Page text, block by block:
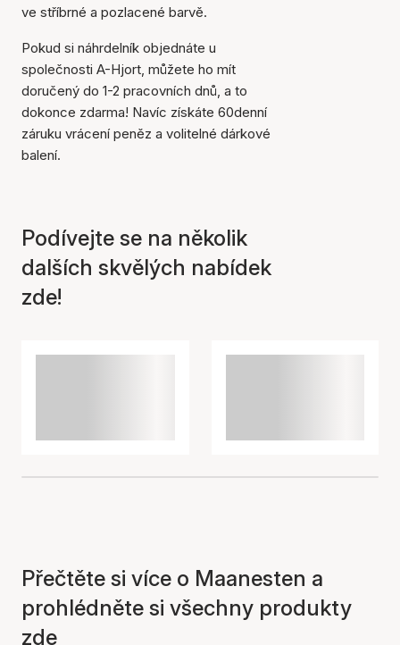
Položka byla přidána do
košíku
ve stříbrné a pozlacené barvě.
Pokud si náhrdelník objednáte u
společnosti A-Hjort, můžete ho mít
doručený do 1-2 pracovních dnů, a to
dokonce zdarma! Navíc získáte 60denní
záruku vrácení peněz a volitelné dárkové
balení.
Podívejte se na několik
dalších skvělých nabídek
zde!
Přečtěte si více o Maanesten a
prohlédněte si všechny produkty
zde